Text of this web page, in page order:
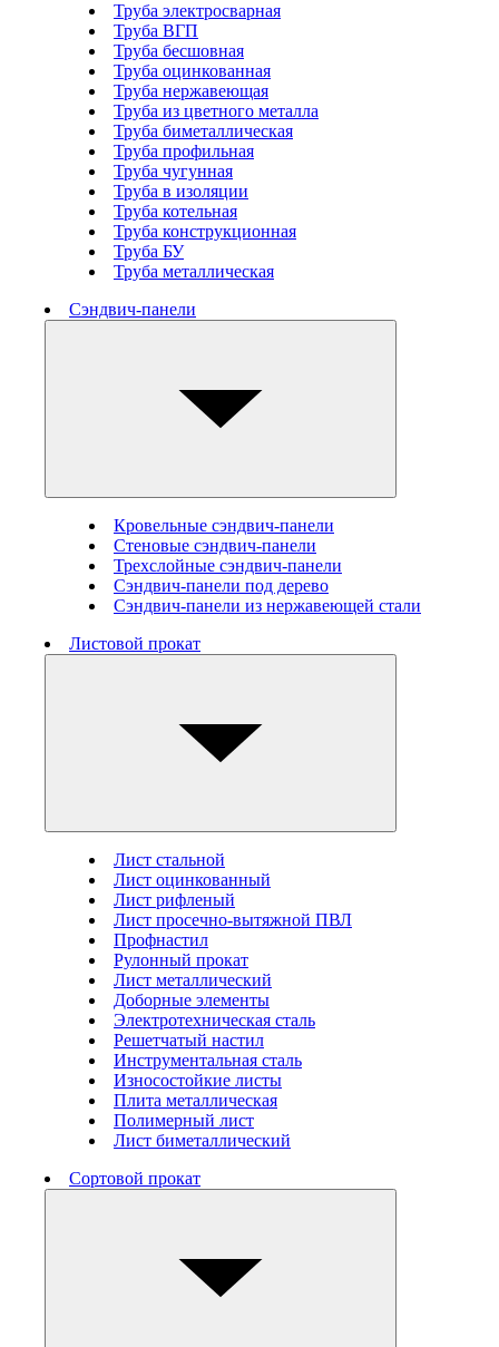
Труба электросварная
Труба ВГП
Труба бесшовная
Труба оцинкованная
Труба нержавеющая
Труба из цветного металла
Труба биметаллическая
Труба профильная
Труба чугунная
Труба в изоляции
Труба котельная
Труба конструкционная
Труба БУ
Труба металлическая
Сэндвич-панели
Кровельные сэндвич-панели
Стеновые cэндвич-панели
Трехслойные сэндвич-панели
Сэндвич-панели под дерево
Сэндвич-панели из нержавеющей стали
Листовой прокат
Лист стальной
Лист оцинкованный
Лист рифленый
Лист просечно-вытяжной ПВЛ
Профнастил
Рулонный прокат
Лист металлический
Доборные элементы
Электротехническая сталь
Решетчатый настил
Инструментальная сталь
Износостойкие листы
Плита металлическая
Полимерный лист
Лист биметаллический
Сортовой прокат